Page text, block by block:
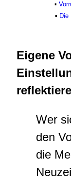
▪
▪
Eigene
Wer
den
die